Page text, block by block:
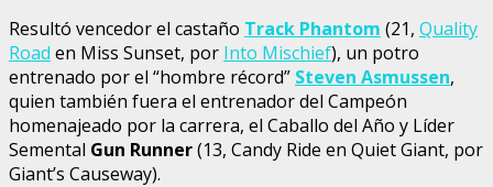
Resultó vencedor el castaño Track Phantom (21, Quality
Road en Miss Sunset, por Into Mischief), un potro
entrenado por el “hombre récord” Steven Asmussen,
quien también fuera el entrenador del Campeón
homenajeado por la carrera, el Caballo del Año y Líder
Semental Gun Runner(13, Candy Ride en Quiet Giant, por
Giant’s Causeway).